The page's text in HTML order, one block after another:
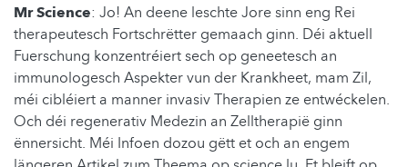
Mr Science: Jo! An deene leschte Jore sinn eng Rei
therapeutesch Fortschrëtter gemaach ginn. Déi aktuell
Fuerschung konzentréiert sech op geneetesch an
immunologesch Aspekter vun der Krankheet, mam Zil,
méi cibléiert a manner invasiv Therapien ze entwéckelen.
Och déi regenerativ Medezin an Zelltherapië ginn
ënnersicht. Méi Infoen dozou gëtt et och an engem